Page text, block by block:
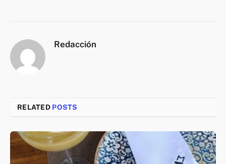
Redacción
RELATED POSTS